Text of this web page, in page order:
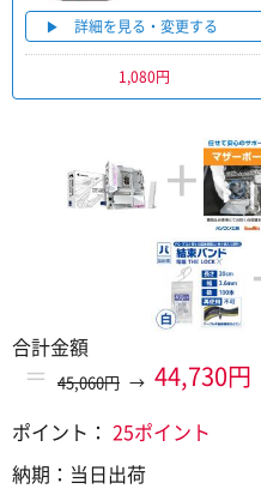
詳細を見る・変更する
1,080円
+
合計金額
＝ 45,060円 → 44,730円
ポイント： 25ポイント
納期： 当日出荷